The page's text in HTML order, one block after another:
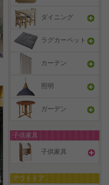
ダイニング
ラグカーペット
カーテン
照明
ガーデン
子供家具
子供家具
アウトドア